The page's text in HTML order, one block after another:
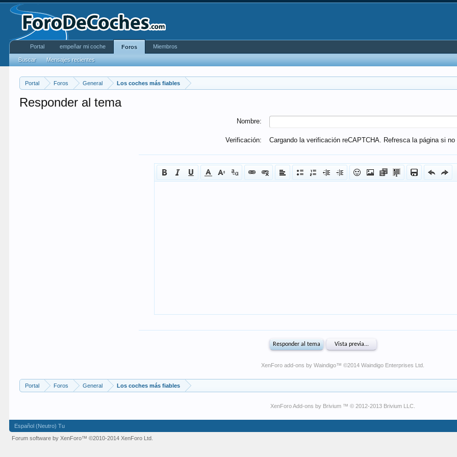
Portal Foros General Los coches más fiables
Responder al tema
Nombre:
Verificación: Cargando la verificación reCAPTCHA. Refresca la página si no
XenForo add-ons by Waindigo™ ©2014 Waindigo Enterprises Ltd
Portal Foros General Los coches más fiables
XenForo Add-ons by Brivium ™ © 2012-2013 Brivium LLC.
Portal empeñar mi coche Foros
Buscar Mensajes recientes
Miembros
Español (Neutro) Tu
Forum software by XenForo™©2010-2014 XenForo Ltd.